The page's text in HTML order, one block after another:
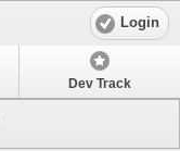
Login
Dev Track